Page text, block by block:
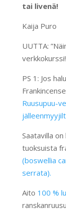
tai livenä!
Kaija Puro
UUTTA:
PS 1: Jos
Ruusupuu-
Saatavilla
tuoksuista
(boswellia
serrata).
Aito 100 %